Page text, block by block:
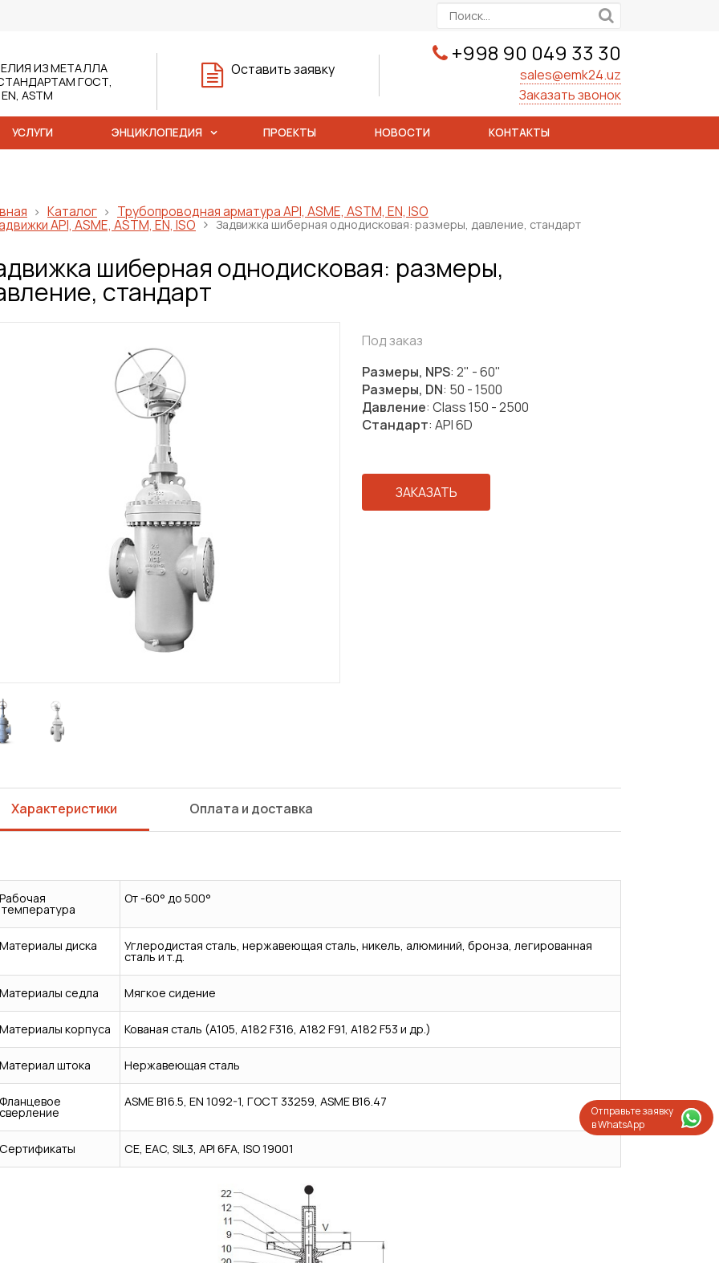
Отправьте заявку
в WhatsApp
+998 90 049 33 30
sales@emk24.uz
Заказать звонок
Оставить заявку
ИЗ МЕТАЛЛА
ГОСТ,
ASTM
УСЛУГИ ЭНЦИКЛОПЕДИЯ ПРОЕКТЫ НОВОСТИ КОНТАКТЫ
Каталог Трубопроводная арматура API, ASME, ASTM, EN, ISO
API, ASME, ASTM, EN, ISO Задвижка шиберная однодисковая: размеры, давление, стандарт
шиберная однодисковая: размеры,
стандарт
Под заказ
Размеры, NPS: 2" - 60"
Размеры, DN: 50 - 1500
Давление: Class 150 - 2500
Стандарт: API 6D
ЗАКАЗАТЬ
Характеристики Оплата и доставка
Рабочая
температура
От -60° до 500°
Материалы диска Углеродистая сталь, нержавеющая сталь, никель, алюминий, бронза, легированная
сталь и т.д.
Материалы седла Мягкое сидение
Материалы корпуса Кованая сталь (A105, A182 F316, A182 F91, A182 F53 и др.)
Материал штока Нержавеющая сталь
Фланцевое
сверление
ASME B16.5, EN 1092-1, ГОСТ 33259, ASME B16.47
Сертификаты CE, EAC, SIL3, API 6FA, ISO 19001